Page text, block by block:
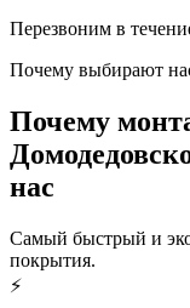
Перезвоним в
Почему выбирают
Почему
нас
Самый быстрый и
покрытия.
⚡